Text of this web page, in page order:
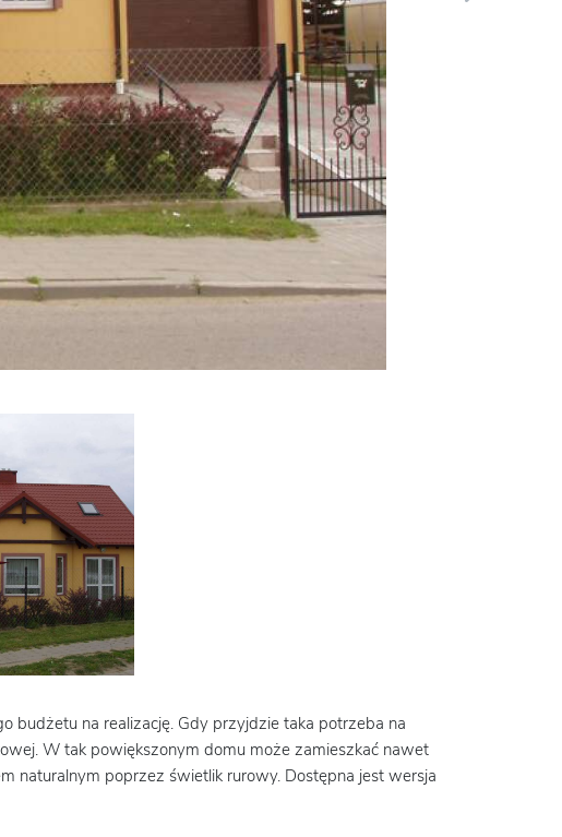
budżetu na realizację. Gdy przyjdzie taka potrzeba na
W tak powiększonym domu może zamieszkać nawet
naturalnym poprzez świetlik rurowy. Dostępna jest wersja